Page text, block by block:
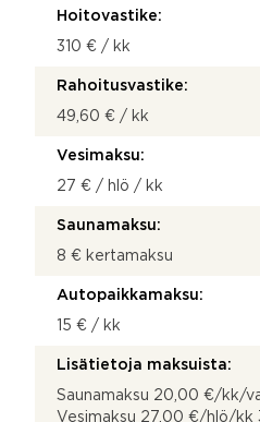
Hoitovastike:
310 € / kk
Rahoitusvastike:
49,60 € / kk
Vesimaksu:
27 € / hlö / kk
Saunamaksu:
8 € kertamaksu
Autopaikkamaksu:
15 € / kk
Lisätietoja maksuista:
Saunamaksu 20,00 €/kk/
Vesimaksu 27,00 €/hlö/kk